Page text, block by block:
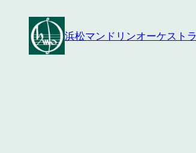
浜松マンドリンオーケストラ